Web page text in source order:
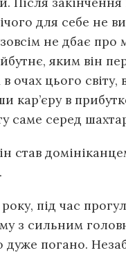
для себе не
не дбає про
яким він
очах цього
кар’єру в
саме серед
став
під час
з сильним
погано.